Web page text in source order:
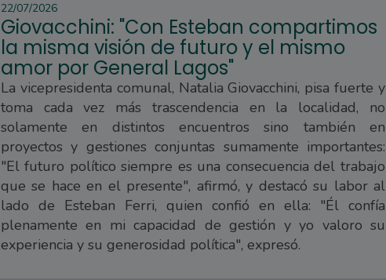
22/07/2026
Giovacchini: "Con Esteban compartimos
la misma visión de futuro y el mismo
amor por General Lagos"
La vicepresidenta comunal, Natalia Giovacchini, pisa fuerte y
toma cada vez más trascendencia en la localidad, no
solamente en distintos encuentros sino también en
proyectos y gestiones conjuntas sumamente importantes:
"El futuro político siempre es una consecuencia del trabajo
que se hace en el presente", afirmó, y destacó su labor al
lado de Esteban Ferri, quien confió en ella: "Él confía
plenamente en mi capacidad de gestión y yo valoro su
experiencia y su generosidad política", expresó.